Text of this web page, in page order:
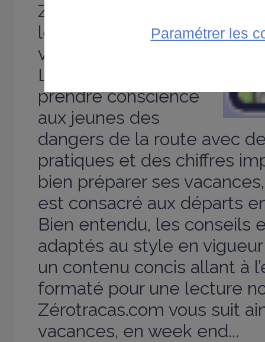
Zérotracas.com fait
le point sur l’alcool, la
vitesse, la drogue...
La finalité : faire
prendre conscience
aux jeunes des
dangers de la route avec
pratiques et des chiffres
bien préparer ses
est consacré aux départs
Bien entendu, les conseils
adaptés au style en
un contenu concis allant à
formaté pour une lecture
Zérotracas.com vous suit
vacances, en week end...
Paramétrer les